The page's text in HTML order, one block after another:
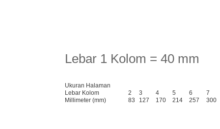
Lebar 1 Kolom = 40 mm
Ukuran Halaman
Lebar Kolom
2 3 4 5 6
7
Millimeter (mm)
83 127 170 214 257 300